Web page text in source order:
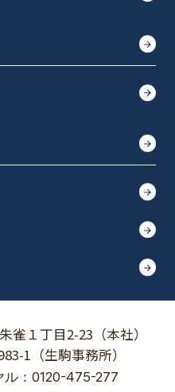
雀１丁目2-23（本社）
1（生駒事務所）
ル：0120-475-277